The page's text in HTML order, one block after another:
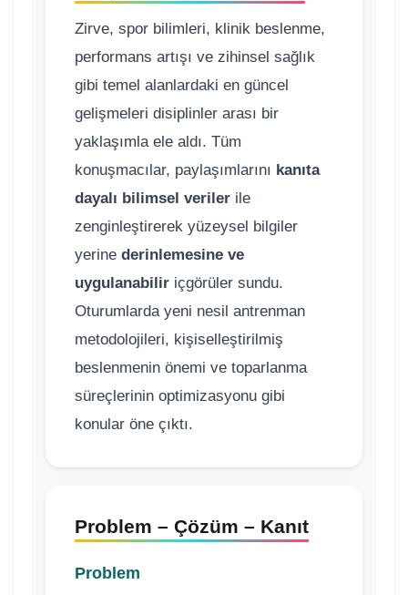
Zirve, spor bilimleri, klinik beslenme,
performans artışı ve zihinsel sağlık
gibi temel alanlardaki en güncel
gelişmeleri disiplinler arası bir
yaklaşımla ele aldı. Tüm
konuşmacılar, paylaşımlarını kanıta
dayalı bilimsel veriler ile
zenginleştirerek yüzeysel bilgiler
yerine derinlemesine ve
uygulanabilir içgörüler sundu.
Oturumlarda yeni nesil antrenman
metodolojileri, kişiselleştirilmiş
beslenmenin önemi ve toparlanma
süreçlerinin optimizasyonu gibi
konular öne çıktı.
Problem – Çözüm – Kanıt
Problem